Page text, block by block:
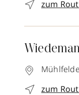
zum
zum